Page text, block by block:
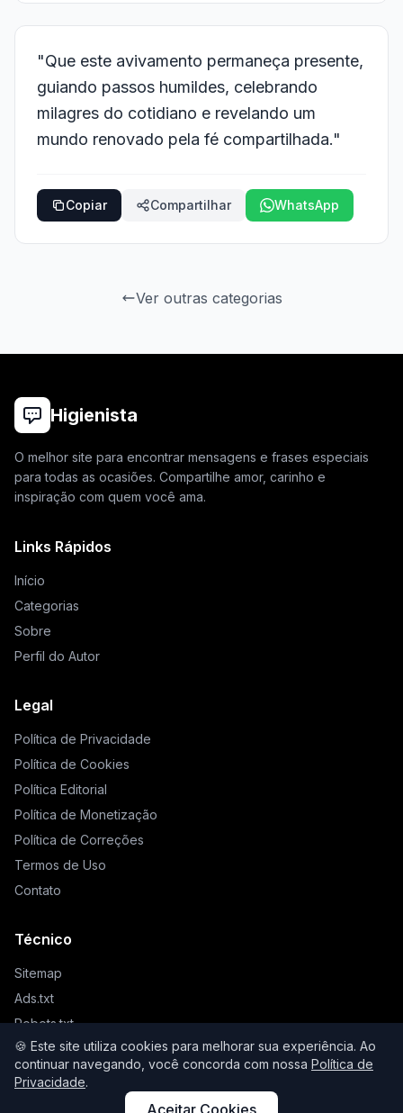
🍪 Este site utiliza cookies para melhorar sua experiência. Ao
continuar navegando, você concorda com nossa Política de
Privacidade.
Aceitar Cookies
"Que este avivamento permaneça presente,
guiando passos humildes, celebrando
milagres do cotidiano e revelando um
mundo renovado pela fé compartilhada."
Copiar Compartilhar WhatsApp
Ver outras categorias
Higienista
O melhor site para encontrar mensagens e frases especiais
para todas as ocasiões. Compartilhe amor, carinho e
inspiração com quem você ama.
Links Rápidos
Início
Categorias
Sobre
Perfil do Autor
Legal
Política de Privacidade
Política de Cookies
Política Editorial
Política de Monetização
Política de Correções
Termos de Uso
Contato
Técnico
Sitemap
Ads.txt
Robots.txt
Llms.txt